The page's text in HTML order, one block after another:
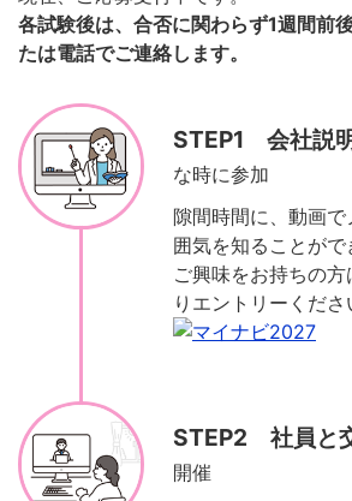
各試験後は、合否に関わらず1週間前
たは電話でご連絡します。
STEP1 会社説
な時に参加
隙間時間に、動画
囲気を知ることがで
ご興味をお持ちの方
りエントリーくださ
STEP2 社員と
開催